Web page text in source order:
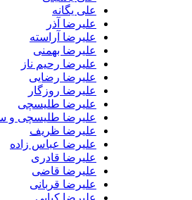
علی یگانه
علیرضا آذر
علیرضا آراسته
علیرضا بهمنی
علیرضا رحیم ناز
علیرضا رضایی
علیرضا روزگار
علیرضا طلیسچی
علیرضا طلیسچی و سعید آتانی
علیرضا ظریف
علیرضا عباس زاده
علیرضا قادری
علیرضا قاضی
علیرضا قربانی